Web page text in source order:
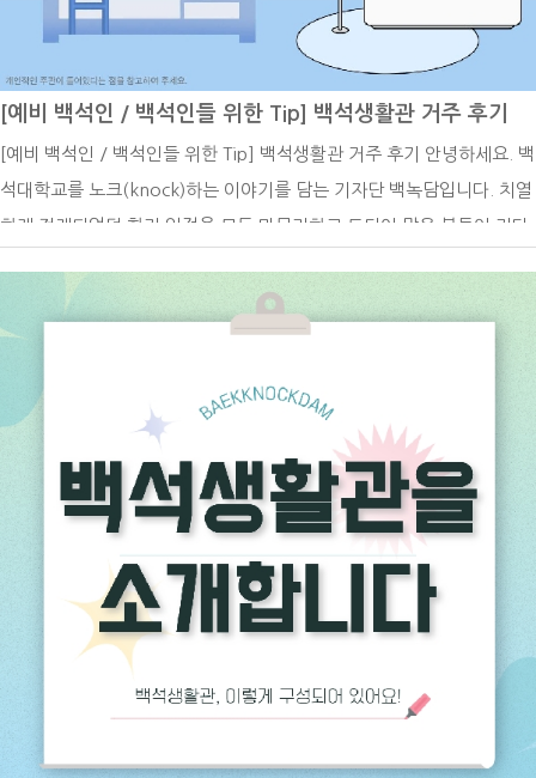
재입학 신청 기간입니다. 재입학이란 제적된 자가 재입학하여 학업을 계
속하고자 할 경우에 신청할 수 있습니다. 정해진 기간 내에 재입학원과
증빙서류를 첨부하여 교학처에 제출하여야 하며, 소정의 심사를 거쳐 입
학을 허락합니다. 다만, 징계나 학업성적 불량, 재학연한 초과로 인한 제
적자에게는 재입학을 허가하지 아니합니다. 또한 재입학자의 재학연한은
잔여수업연한의 3배를 초과할 수 없습니다. 재입학은 1회에 한하여 자격
지원자격이 없음다. 자퇴 또는 제적하였던 학부(과)의 동일학년 이하로
재입학을 허가함재입학의 선발 방법은 서류전형에 의해 결정되며 기준은
아래와 같습니다.가. 모집단위별로 소정의 접수기간에 100%를 선발함
나. 소정의 기간 내에 지원자가 초과할 경우에는 이수학기가 많은 자, 취
득한 학점 수가 많은 자, 평점평균이 우수한 자 순으로 선발함재입학을
희망하는 학우들은 기간 내에 신청하시기 바랍니다.백녹담의 활동카카오
톡 ㅣ 백석대학교 입학관리처 (평일 9시~18시 실시간 답변)유튜브 ㅣ 백
s://blog.naver.com/buipsi0800지금까지 7월에 진행되는 주요 학사
일정을 함께 살펴보았습니다. 방학 기간에도 하계 계절학기와 성적 확인
등 놓치지 말아야 할 일정이 이어지는 만큼, 안내된 기간과 세부 사항을
미리 확인해 두시기 바랍니다.한 학기 동안 수업과 과제를 위해 달려오신
하시고, 충분한 휴식과 함께 의미 있는 여름방학을 보내시기 바랍니다!
[예비 백석인 / 백석인들 위한 Tip] 백석생활관 거주 후기
[예비 백석인 / 백석인들 위한 Tip] 백석생활관 거주 후기 안녕하세요. 백
석대학교를 노크(knock)하는 이야기를 담는 기자단 백녹담입니다. 치열
하게 전개되었던 학기 일정을 모두 마무리하고 드디어 많은 분들이 기다
성적에 대한 압박감을 내려놓고 오직 자신만을 위한 여유를 누릴 수 있는
시기를 보내셨으면 합니다! 최근 낮 최고 기온이 크게 오르면서 본격적
인 여름 무더위가 찾아오고 있는 것 같습니다. 기온과 함께 습도도 점차
높아지고 있어서 이로 인해 일상생활에서 자주 피로를 느끼가 느껴지는
것 같습니다. 유난히 길고 바쁘게 느껴졌던 봄철이 지나가고 나니 이제는
정말 기온이 높은 여름의 한가운데로 들어서고 있다는 사실이 날씨를 통
해 실감이 나는 것 같습니다. 이번 여름을 탈 없이 잘 보내셨으면 하는 마
다음 학기를 힘차게 시작할 수 있도록 몸과 마음을 단단하게 만드는 유익
한 시간이 되기를 진심으로 바랍니다. 한 학기 동안 정말 고생 많으셨으
며, 다들 건강하고 평안한 종강을 누리시기를 바랍니다. 오늘은 백석생활
관을 장기간으로 사용한 학생의 입장으로 백석대학교 백석생활관의 장점
하여 주세요! 1. 저렴한 비용을 통한 주거 부담 완화대학 기숙사는 학교